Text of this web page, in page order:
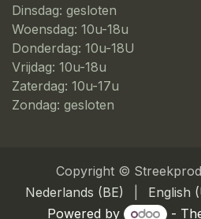
Dinsdag: gesloten
Woensdag: 10u-18u
Donderdag: 10u-18U
Vrijdag: 10u-18u
Zaterdag: 10u-17u
Zondag: gesloten
Copyright ©
Nederlands (BE)
English
Powered by
-